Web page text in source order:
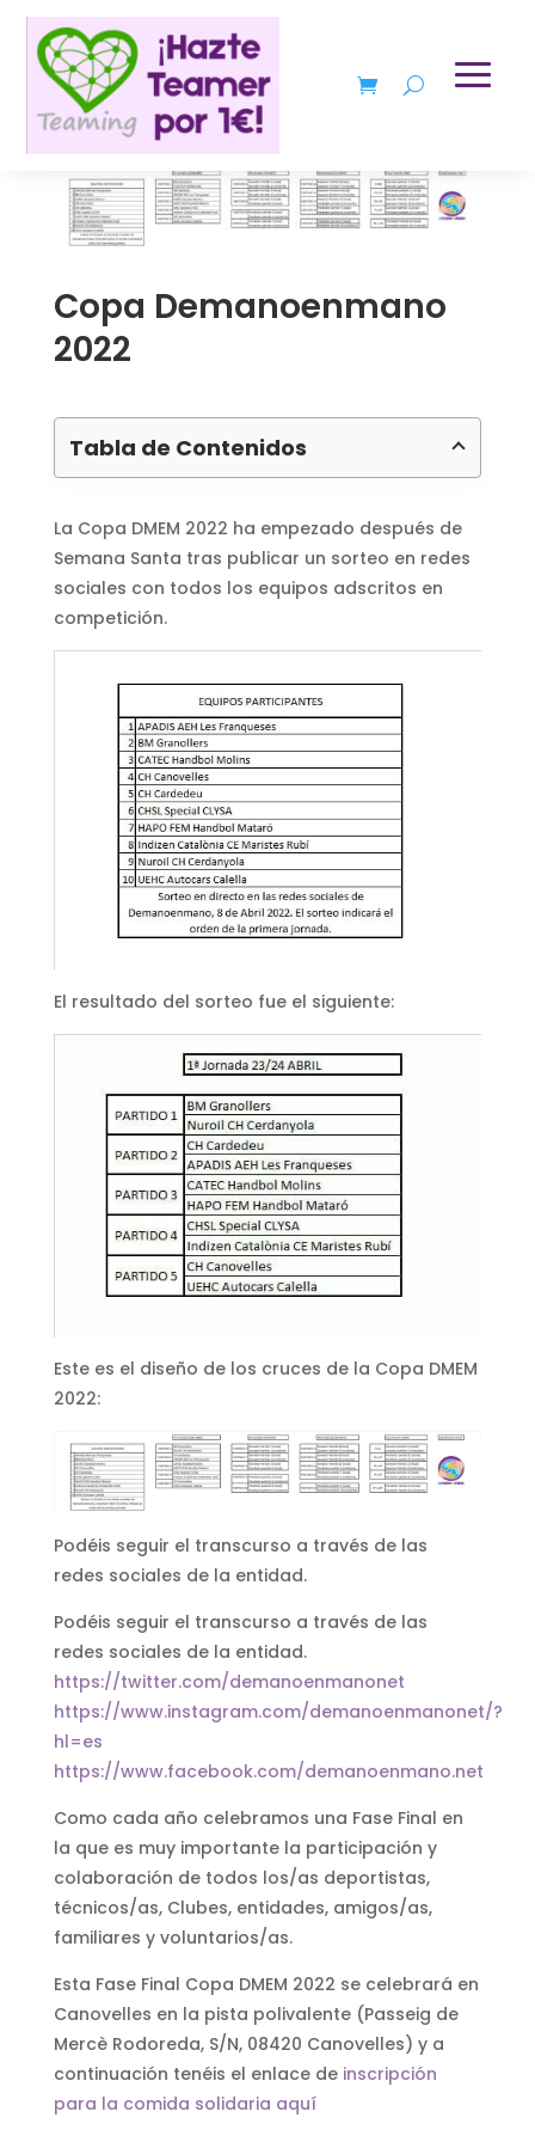
Copa Demanoenmano
2022
Tabla de Contenidos
La Copa DMEM 2022 ha empezado después de
Semana Santa tras publicar un sorteo en redes
sociales con todos los equipos adscritos en
competición.
El resultado del sorteo fue el siguiente:
Este es el diseño de los cruces de la Copa DMEM
2022:
Podéis seguir el transcurso a través de las
redes sociales de la entidad.
Podéis seguir el transcurso a través de las
redes sociales de la entidad.
https://twitter.com/demanoenmanonet
https://www.instagram.com/demanoenmanonet/?
hl=es
https://www.facebook.com/demanoenmano.net
Como cada año celebramos una Fase Final en
la que es muy importante la participación y
colaboración de todos los/as deportistas,
técnicos/as, Clubes, entidades, amigos/as,
familiares y voluntarios/as.
Esta Fase Final Copa DMEM 2022 se celebrará en
Canovelles en la pista polivalente (Passeig de
Mercè Rodoreda, S/N, 08420 Canovelles) y a
continuación tenéis el enlace de inscripción
para la comida solidaria aquí